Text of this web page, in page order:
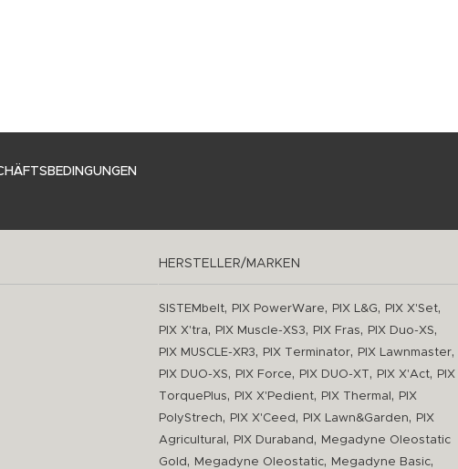
HERSTELLER/MARKEN
SISTEMbelt, PIX PowerWare, PIX L&G, PIX X'Set,
PIX X'tra, PIX Muscle-XS3, PIX Fras, PIX Duo-XS,
PIX MUSCLE-XR3, PIX Terminator, PIX Lawnmaster,
PIX DUO-XS, PIX Force, PIX DUO-XT, PIX X'Act,
PIX
TorquePlus, PIX X'Pedient, PIX Thermal ,
PIX
PolyStrech, PIX X'Ceed , PIX Lawn&Garden,
PIX
Agricultural , PIX Duraband ,
Megadyne Oleostatic
Gold , Megadyne Oleostatic, Megadyne Basic,